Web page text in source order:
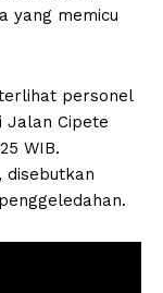
yang memicu
personel
Jalan Cipete
WIB.
disebutkan